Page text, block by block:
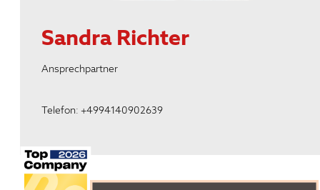
Sandra Richter
Ansprechpartner
Telefon: +4994140902639